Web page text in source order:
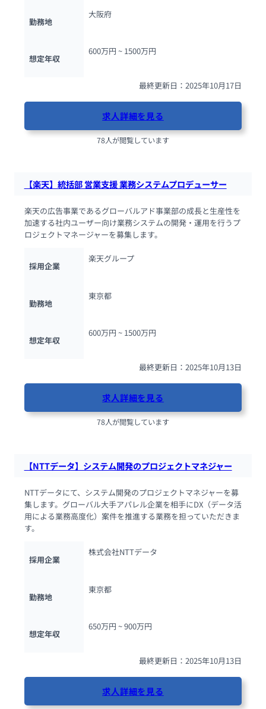
勤務地
大阪府
想定年収
600万円 ~ 1500万円
最終更新日：2025年10月17日
求人詳細を見る
78人が閲覧しています
【楽天】統括部 営業支援 業務システムプロデューサー
楽天の広告事業であるグローバルアド事業部の成長と生産性を
加速する社内ユーザー向け業務システムの開発・運用を行うプ
ロジェクトマネージャーを募集します。
採用企業
楽天グループ
勤務地
東京都
想定年収
600万円 ~ 1500万円
最終更新日：2025年10月13日
求人詳細を見る
78人が閲覧しています
【NTTデータ】システム開発のプロジェクトマネジャー
NTTデータにて、システム開発のプロジェクトマネジャーを募
集します。グローバル大手アパレル企業を相手にDX（データ活
用による業務高度化）案件を推進する業務を担っていただきま
す。
採用企業
株式会社NTTデータ
勤務地
東京都
想定年収
650万円 ~ 900万円
最終更新日：2025年10月13日
求人詳細を見る